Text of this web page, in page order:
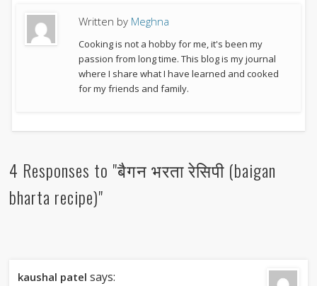
Written by Meghna
Cooking is not a hobby for me, it's been my
passion from long time. This blog is my journal
where I share what I have learned and cooked
for my friends and family.
4 Responses to "बैगन भरता रेसिपी (baigan
bharta recipe)"
kaushal patel says: